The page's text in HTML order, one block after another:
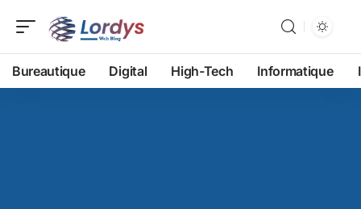
Bureautique Digital High-Tech Informatique